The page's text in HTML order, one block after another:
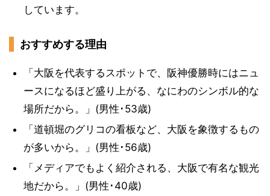
しています。
おすすめする理由
「大阪を代表するスポットで、阪神優勝時にはニュ
ースになるほど盛り上がる、なにわのシンボル的な
場所だから。」(男性･53歳)
「道頓堀のグリコの看板など、大阪を象徴するもの
が多いから。」(男性･56歳)
「メディアでもよく紹介される、大阪で有名な観光
地だから。」(男性･40歳)